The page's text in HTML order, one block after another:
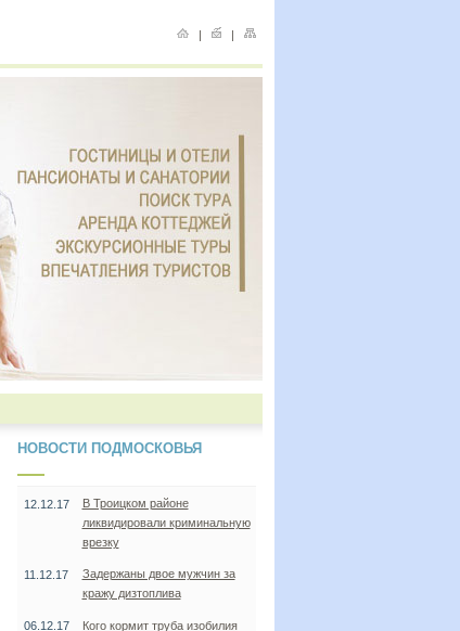
| |
НОВОСТИ ПОДМОСКОВЬЯ
12.12.17
В Троицком районе
ликвидировали криминальную
врезку
11.12.17
Задержаны двое мужчин за
кражу дизтоплива
06.12.17 Кого кормит труба изобилия